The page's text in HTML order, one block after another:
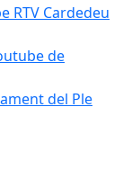
RTV Cardedeu
de
del Ple